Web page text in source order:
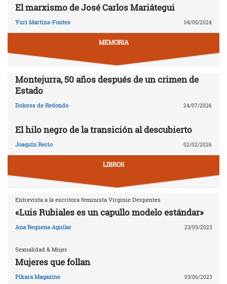
El marxismo de José Carlos Mariátegui
Yuri Martins-Fontes 04/05/2024
MEMORIA
Montejurra, 50 años después de un crimen de
Estado
Dolores de Redondo 24/07/2026
El hilo negro de la transición al descubierto
Joaquín Recio 02/02/2026
LIBROS
Entrevista a la escritora feminista Virginie Despentes
«Luis Rubiales es un capullo modelo estándar»
Ana Requena Aguilar 23/09/2023
Sexualidad & Mujer
Mujeres que follan
Pikara Magazine 03/06/2023